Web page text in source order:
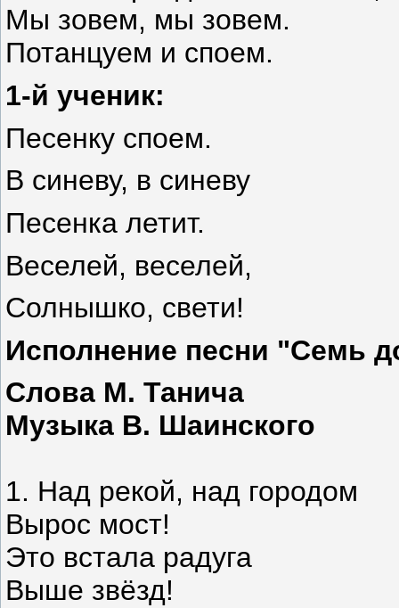
Мы зовем, мы зовем.
Потанцуем и споем.
1-й ученик:
Песенку споем.
В синеву, в синеву
Песенка летит.
Веселей, веселей,
Солнышко, свети!
Исполнение песни "Семь
Слова М. Танича
Музыка В. Шаинского
1. Над рекой, над городом
Вырос мост!
Это встала радуга
Выше звёзд!